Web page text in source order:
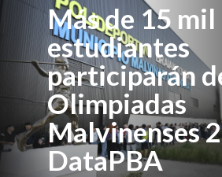
Más de 15 mil
estudiantes
participarán
Olimpiadas
Malvinenses
DataPBA